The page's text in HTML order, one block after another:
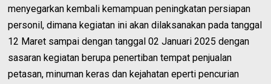
menyegarkan kembali kemampuan peningkatan persiapan
personil, dimana kegiatan ini akan dilaksanakan pada tanggal
12 Maret sampai dengan tanggal 02 Januari 2025 dengan
sasaran kegiatan berupa penertiban tempat penjualan
petasan, minuman keras dan kejahatan eperti pencurian